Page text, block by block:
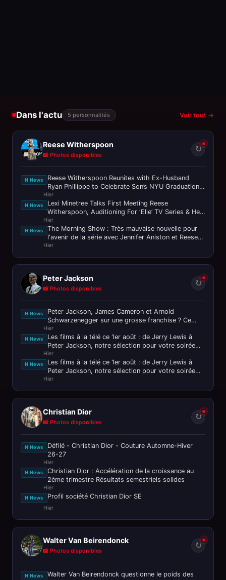
Dans l'actu 5 personnalités Voir tout →
Reese Witherspoon
📸 Photos disponibles
↻
N News
Reese Witherspoon Reunites with Ex-Husband
Ryan Phillippe to Celebrate Son’s NYU Graduation!
- IMDb
Hier
N News
Lexi Minetree Talks First Meeting Reese
Witherspoon, Auditioning For ‘Elle’ TV Series & Her
Portrayal of Iconic ‘Legally
Hier
N News
The Morning Show : Très mauvaise nouvelle pour
l'avenir de la série avec Jennifer Aniston et Reese
Witherspoon
Hier
Peter Jackson
📸 Photos disponibles
↻
N News
Peter Jackson, James Cameron et Arnold
Schwarzenegger sur une grosse franchise ? Ce
n’est pas passé loin !
Hier
N News
Les films à la télé ce 1er août : de Jerry Lewis à
Peter Jackson, notre sélection pour votre soirée
ciné
Hier
N News
Les films à la télé ce 1er août : de Jerry Lewis à
Peter Jackson, notre sélection pour votre soirée
ciné
Hier
Christian Dior
📸 Photos disponibles
↻
N News
Défilé - Christian Dior - Couture Automne-Hiver
26-27
Hier
N News
Christian Dior : Accélération de la croissance au
2ème trimestre Résultats semestriels solides
Hier
N News Profil société Christian Dior SE
Hier
Walter Van Beirendonck
📸 Photos disponibles
↻
N News
Walter Van Beirendonck questionne le poids des